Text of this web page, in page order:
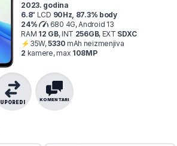
2023. godina
6.8" LCD 90Hz, 87.3% body
24%
680 4G, Android 13
RAM 12 GB,INT 256GB, EXT SDXC
⚡ 35W,5330 mAh neizmenjiva
2 kamere, max 108MP
KOMENTARI
UPOREDI